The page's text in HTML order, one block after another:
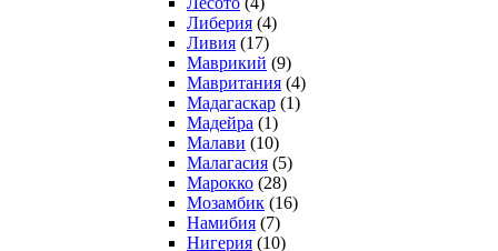
Либерия (4)
Ливия (17)
Маврикий (9)
Мавритания (4)
Мадагаскар (1)
Мадейра (1)
Малави (10)
Малагасия (5)
Марокко (28)
Мозамбик (16)
Намибия (7)
Нигерия (10)